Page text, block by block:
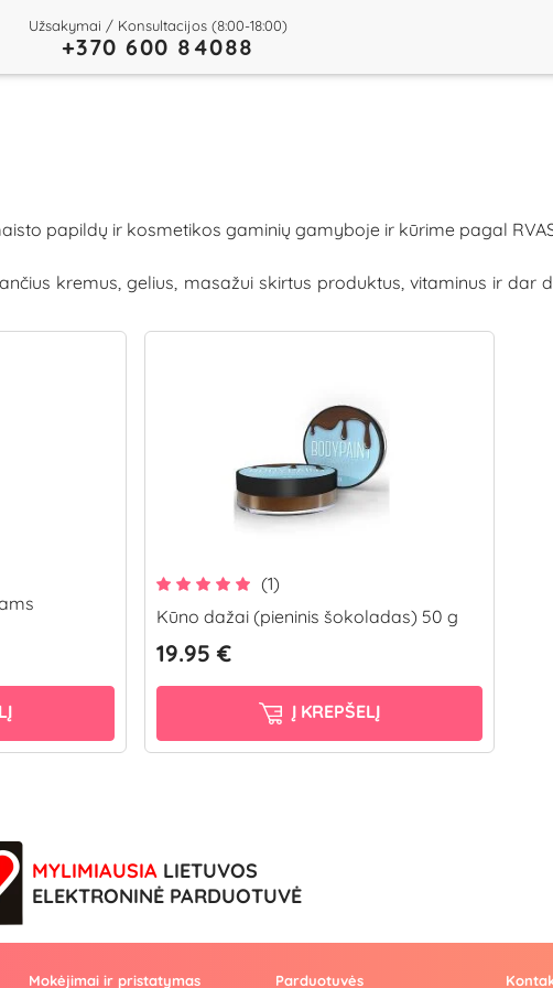
Užsakymai / Konsultacijos (8:00-18:00)
+370 600 84088
papildų ir kosmetikos gaminių gamyboje ir kūrime pagal
kremus, gelius, masažui skirtus produktus, vitaminus ir dar
(1)
Kūno dažai (pieninis šokoladas) 50 g
19.95 €
Į KREPŠELĮ
MYLIMIAUSIA LIETUVOS
ELEKTRONINĖ PARDUOTUVĖ
Mokėjimai ir pristatymas Parduotuvės